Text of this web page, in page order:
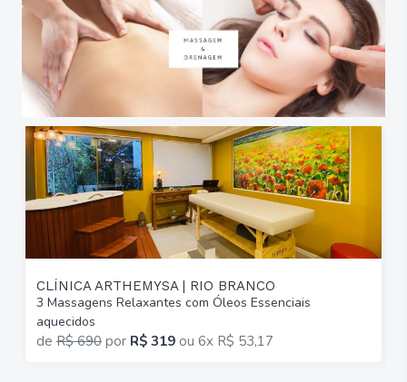
CLÍNICA ARTHEMYSA | RIO BRANCO
3 Massagens Relaxantes com Óleos Essenciais
aquecidos
de R$ 690 por R$ 319 ou 6x R$ 53,17